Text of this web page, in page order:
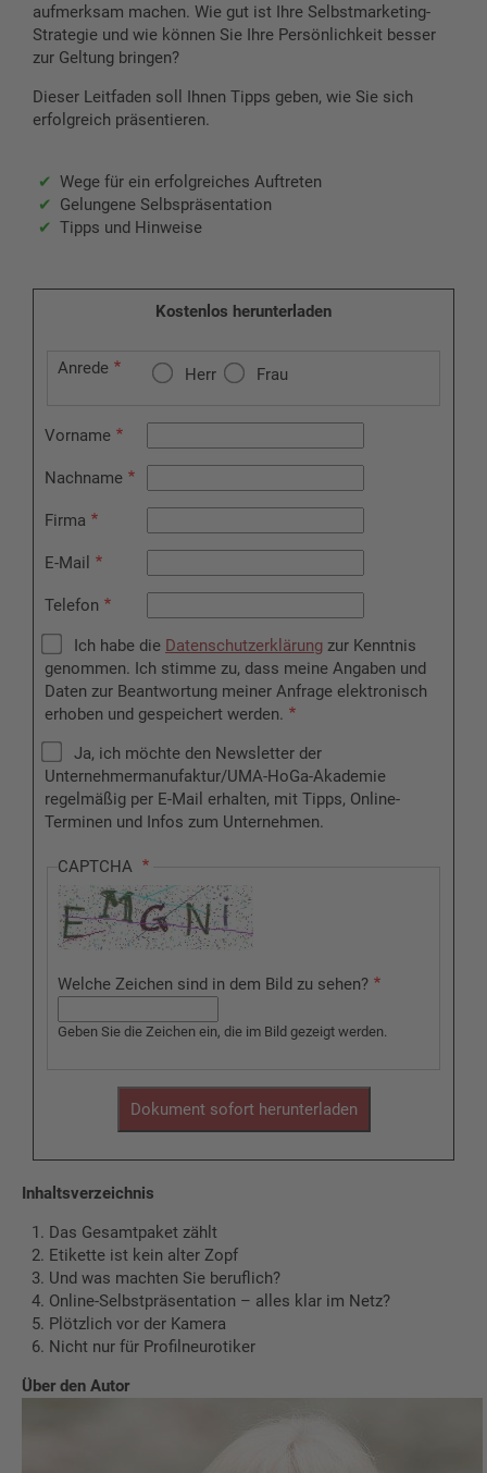
aufmerksam machen. Wie gut ist Ihre Selbstmarketing-
Strategie und wie können Sie Ihre Persönlichkeit besser
zur Geltung bringen?
Dieser Leitfaden soll Ihnen Tipps geben, wie Sie sich
erfolgreich präsentieren.
Wege für ein erfolgreiches Auftreten
Gelungene Selbspräsentation
Tipps und Hinweise
Kostenlos herunterladen
Anrede Herr Frau
Vorname
Nachname
Firma
E-Mail
Telefon
Ich habe die Datenschutzerklärung zur Kenntnis
genommen. Ich stimme zu, dass meine Angaben und
Daten zur Beantwortung meiner Anfrage elektronisch
erhoben und gespeichert werden.
Ja, ich möchte den Newsletter der
Unternehmermanufaktur/UMA-HoGa-Akademie
regelmäßig per E-Mail erhalten, mit Tipps, Online-
Terminen und Infos zum Unternehmen.
CAPTCHA
Welche Zeichen sind in dem Bild zu sehen?
Geben Sie die Zeichen ein, die im Bild gezeigt werden.
Inhaltsverzeichnis
Das Gesamtpaket zählt
Etikette ist kein alter Zopf
Und was machten Sie beruflich?
Online-Selbstpräsentation – alles klar im Netz?
Plötzlich vor der Kamera
Nicht nur für Profilneurotiker
Über den Autor